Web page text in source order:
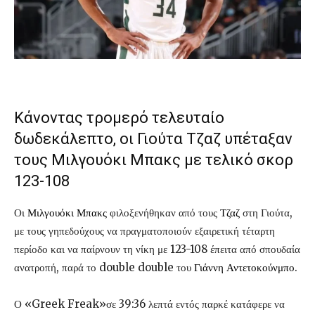
Κάνοντας τρομερό τελευταίο
δωδεκάλεπτο, οι Γιούτα Τζαζ υπέταξαν
τους Μιλγουόκι Μπακς με τελικό σκορ
123-108
Οι Μιλγουόκι Μπακς φιλοξενήθηκαν από τους Τζαζ στη Γιούτα,
με τους γηπεδούχους να πραγματοποιούν εξαιρετική τέταρτη
περίοδο και να παίρνουν τη νίκη με 123-108 έπειτα από σπουδαία
ανατροπή, παρά το double double του Γιάννη Αντετοκούνμπο.
Ο «Greek Freak»σε 39:36 λεπτά εντός παρκέ κατάφερε να